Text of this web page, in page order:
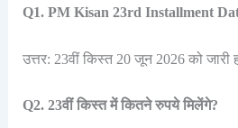
Q1. PM Kisan 23rd Installment
उत्तर: 23वीं किस्त 20 जून 2026 को जारी
Q2. 23वीं किस्त में कितने रुपये मिलेंगे?